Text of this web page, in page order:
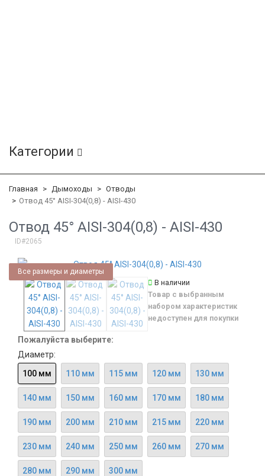
Категории
Главная Дымоходы
Отводы
Отвод 45° AISI-304(0,8) - AISI-430
Отвод 45° AISI-304(0,8) - AISI-430
ID#2065
Все размеры и диаметры
В наличии
Товар с выбранным
набором характеристик
недоступен для покупки
Пожалуйста выберите:
Диаметр:
100 мм
110 мм 115 мм 120 мм 130 мм
140 мм 150 мм 160 мм 170 мм 180 мм
190 мм 200 мм 210 мм 215 мм 220 мм
230 мм 240 мм 250 мм 260 мм 270 мм
280 мм 290 мм 300 мм